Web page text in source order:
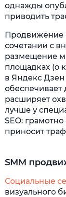
однажды
приводить
Продвижение
сочетании с
размещение
площадках (о
в Яндекс Дзен
обеспечивает
расширяет
лучше у
SEO:
приносит
SMM
Социальные
визуального